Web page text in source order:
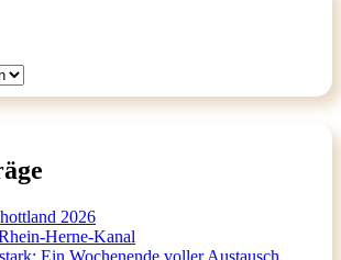
2026
Herne-Kanal
Ein Wochenende voller Austausch,